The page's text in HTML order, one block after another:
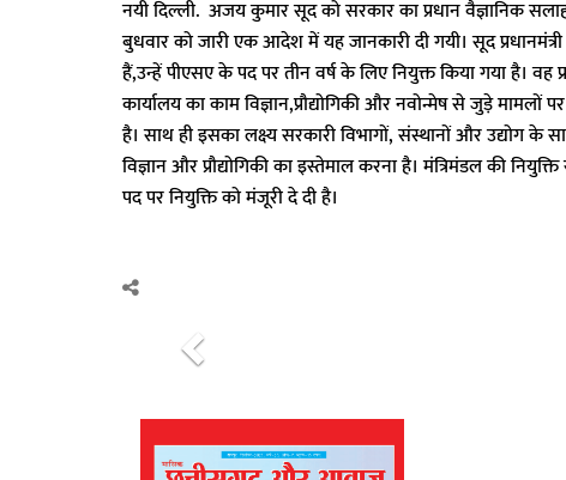
नयी दिल्ली. अजय कुमार सूद को सरकार का प्रधान वैज्ञानिक
बुधवार को जारी एक आदेश में यह जानकारी दी गयी। सूद
हैं,उन्हें पीएसए के पद पर तीन वर्ष के लिए नियुक्त किया गया है।
कार्यालय का काम विज्ञान,प्रौद्योगिकी और नवोन्मेष से जुड़े मामलों
है। साथ ही इसका लक्ष्य सरकारी विभागों, संस्थानों और उद्योग
विज्ञान और प्रौद्योगिकी का इस्तेमाल करना है। मंत्रिमंडल की
पद पर नियुक्ति को मंजूरी दे दी है।
P
e
v